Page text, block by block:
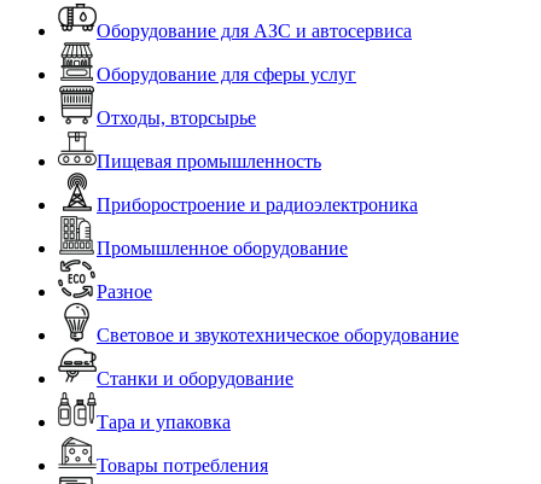
Оборудование для АЗС и автосервиса
Оборудование для сферы услуг
Отходы, вторсырье
Пищевая промышленность
Приборостроение и радиоэлектроника
Промышленное оборудование
Разное
Световое и звукотехническое оборудование
Станки и оборудование
Тара и упаковка
Товары потребления